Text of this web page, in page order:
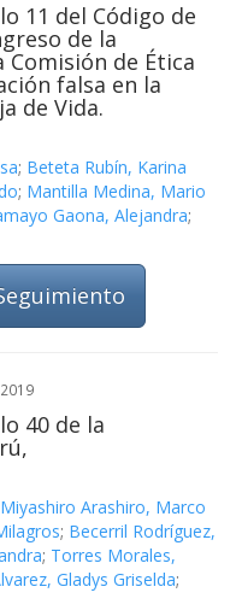
11 del Código de
de la
Comisión de Ética
falsa en la
de Vida.
; Beteta Rubín, Karina
; Mantilla Medina, Mario
Gaona, Alejandra;
40 de la
Miyashiro Arashiro, Marco
; Becerril Rodríguez,
; Torres Morales,
Gladys Griselda;